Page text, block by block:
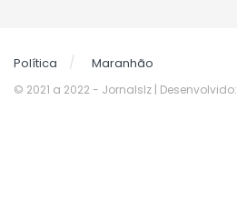
Política Maranhão
© 2021 a 2022 - Jornalslz | Desenvolvido: